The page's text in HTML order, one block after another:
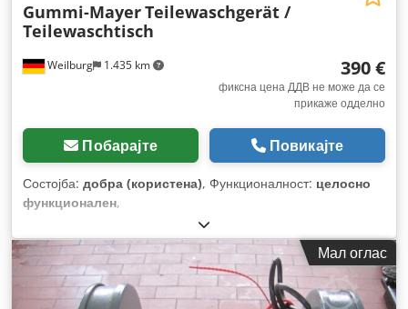
Weilburg 1.435 km
Gummi-MayerTeilewaschgerät /
Teilewaschtisch
390 €
фиксна цена ДДВ не може да се
прикаже одделно
Побарајте Повикајте
Состојба: добра (користена), Функционалност: целосно
функционален,
Мал оглас